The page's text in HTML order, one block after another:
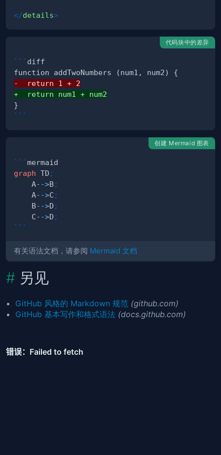
</details>
代码块中的差异
``` diff
-
+
}
```
创建 Mermaid 图表
```mermaid
graph TD ;
    A
-->B;
    A
-->C ;
    B
-->D ;
    C
-->D ;
```
有关语法文档，请参阅 Mermaid 文档
另见
GitHub 风格的 Markdown 规范 (github.com)
GitHub 基本写作和格式语法 (docs.github.com)